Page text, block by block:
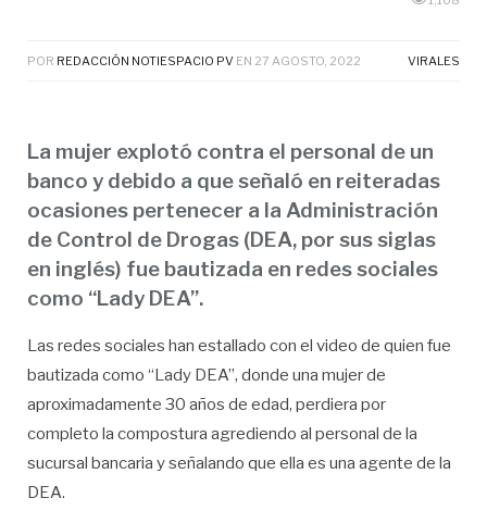
POR REDACCIÓN NOTIESPACIO PV EN 27 AGOSTO, 2022 VIRALES
La mujer explotó contra el personal de un
banco y debido a que señaló en reiteradas
ocasiones pertenecer a la Administración
de Control de Drogas (DEA, por sus siglas
en inglés) fue bautizada en redes sociales
como “Lady DEA”.
Las redes sociales han estallado con el video de quien fue
bautizada como “Lady DEA”, donde una mujer de
aproximadamente 30 años de edad, perdiera por
completo la compostura agrediendo al personal de la
sucursal bancaria y señalando que ella es una agente de la
DEA.